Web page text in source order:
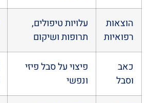
הוצאות
רפואיות
עלויות טיפולים,
תרופות ושיקום
כאב
וסבל
פיצוי על סבל פיזי
ונפשי